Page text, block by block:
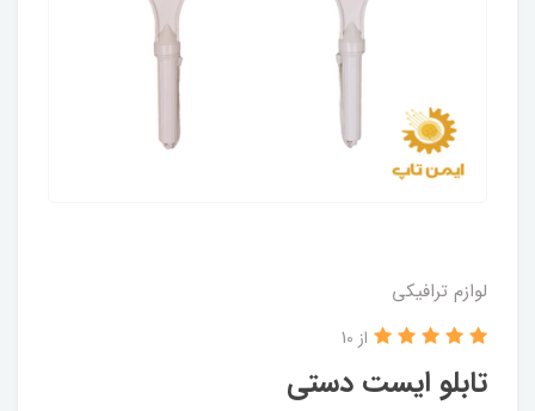
لوازم ترافیکی
تابلو ایست دستی
از 10